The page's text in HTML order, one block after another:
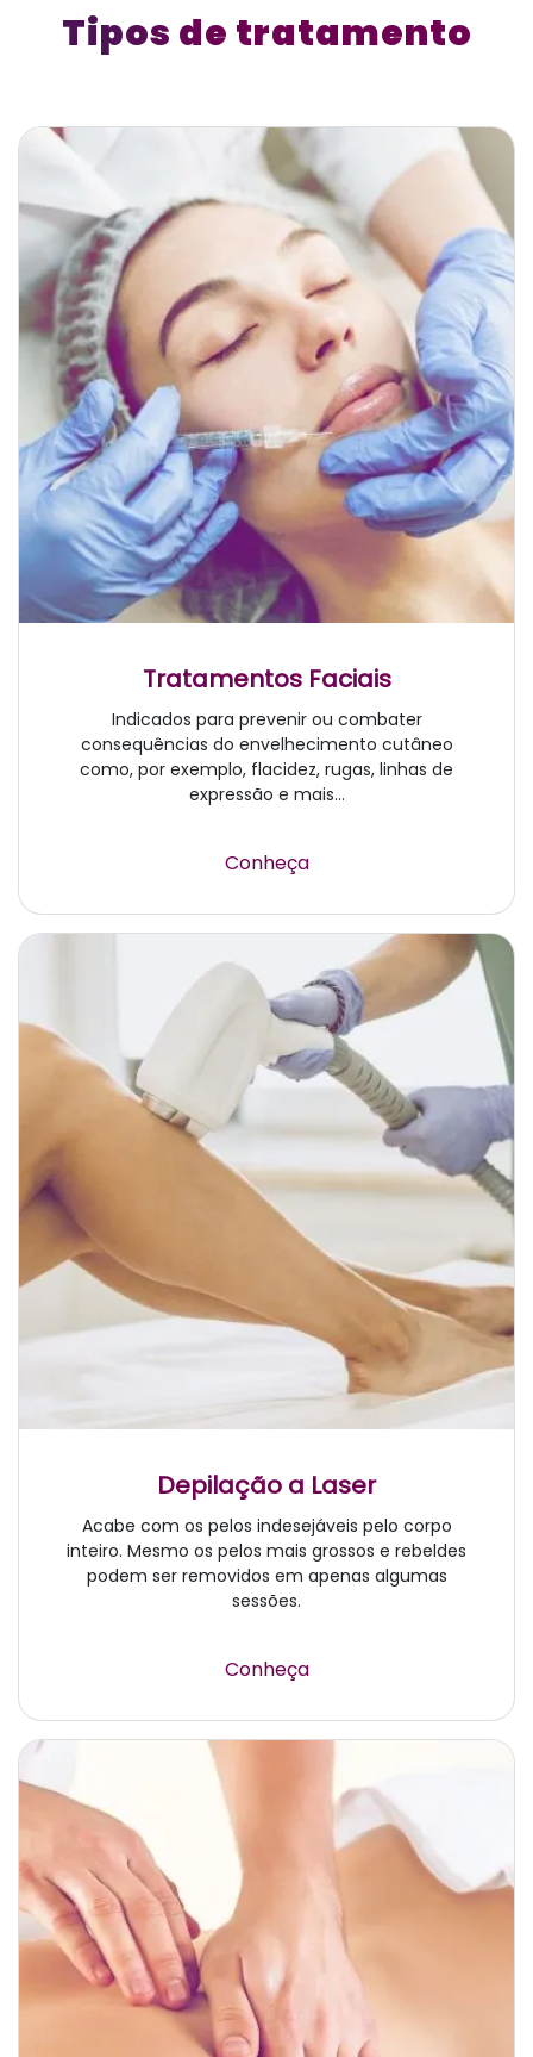
Tipos de tratamento
Tratamentos Faciais
Indicados para prevenir ou combater
consequências do envelhecimento cutâneo
como, por exemplo, flacidez, rugas, linhas de
expressão e mais...
Conheça
Depilação a Laser
Acabe com os pelos indesejáveis pelo corpo
inteiro. Mesmo os pelos mais grossos e rebeldes
podem ser removidos em apenas algumas
sessões.
Conheça